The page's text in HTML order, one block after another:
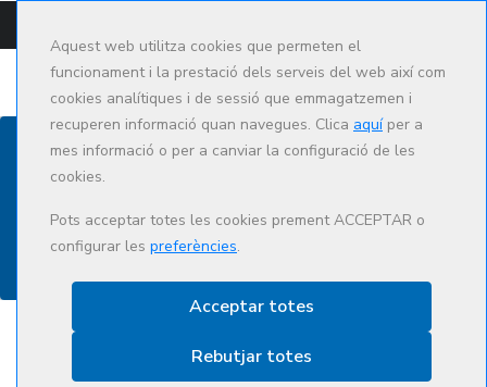
Aquest web utilitza cookies que permeten el
funcionament i la prestació dels serveis del web així com
cookies analítiques i de sessió que emmagatzemen i
recuperen informació quan navegues. Clica aquíper a
mes informació o per a canviar la configuració de les
cookies.
Pots acceptar totes les cookies prement ACCEPTAR o
configurar les preferències.
Acceptar totes
Rebutjar totes
Contacte